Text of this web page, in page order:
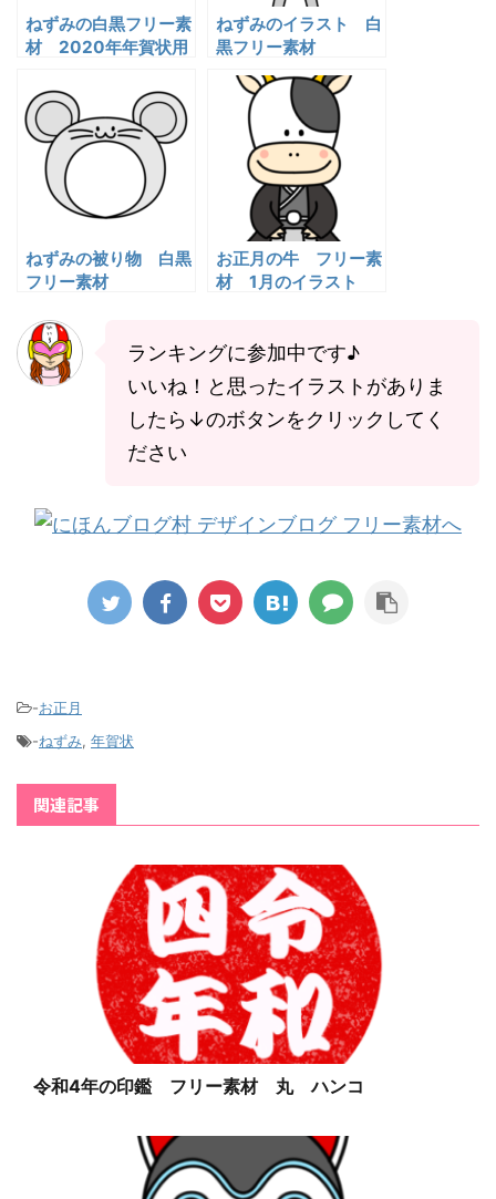
ねずみの白黒フリー素
材 2020年年賀状用
ねずみのイラスト 白
黒フリー素材
ねずみの被り物 白黒
フリー素材
お正月の牛 フリー素
材 1月のイラスト
ランキングに参加中です♪
いいね！と思ったイラストがありま
したら↓のボタンをクリックしてく
ださい
-お正月
-ねずみ, 年賀状
関連記事
令和4年の印鑑 フリー素材 丸 ハンコ